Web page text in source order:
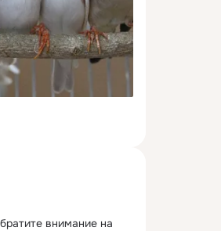
внимание на